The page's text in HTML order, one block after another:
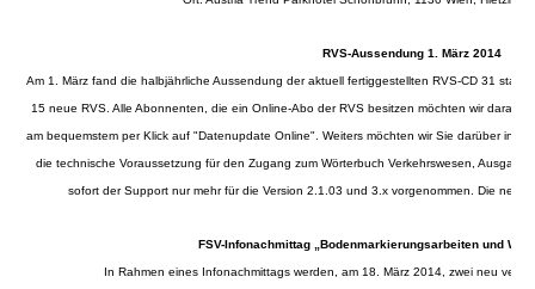
RVS-Aussendung 1. März 2014
Am 1. März fand die halbjährliche Aussendung der aktuell fertiggestellten RVS-CD 31 statt.
15 neue RVS. Alle Abonnenten, die ein Online-Abo der RVS besitzen möchten wir daran
am bequemstem per Klick auf "Datenupdate Online". Weiters möchten wir Sie darüber
die technische Voraussetzung für den Zugang zum Wörterbuch Verkehrswesen,
sofort der Support nur mehr für die Version 2.1.03 und 3.x vorgenommen. Die neue
FSV-Infonachmittag „Bodenmarkierungsarbeiten und
In Rahmen eines Infonachmittags werden, am 18. März 2014, zwei neu